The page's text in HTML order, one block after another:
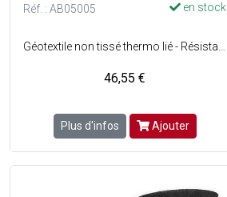
Réf. : AB05005 en stock
46,55 €
Plus d'infos Ajouter